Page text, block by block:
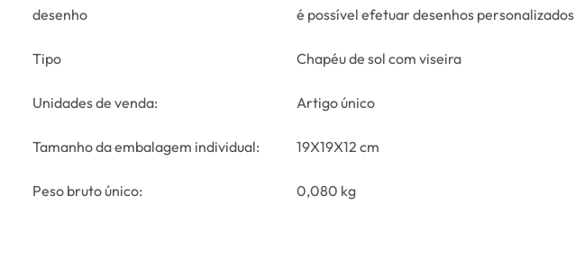
desenho é possível efetuar desenhos personalizados
Tipo Chapéu de sol com viseira
Unidades de venda: Artigo único
Tamanho da embalagem individual: 19X19X12 cm
Peso bruto único: 0,080 kg